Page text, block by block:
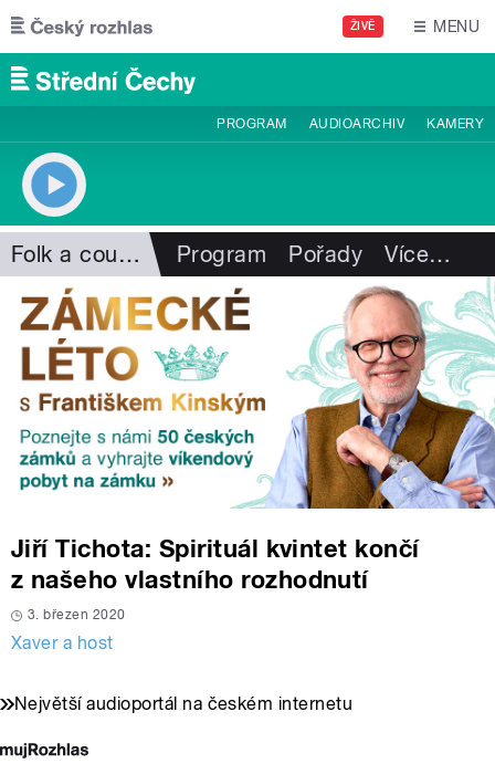
Přejít k hlavnímu obsahu
ŽIVĚ MENU
PROGRAM AUDIOARCHIV KAMERY
Folk a country Program Pořady Více…
Jiří Tichota: Spirituál kvintet končí
z našeho vlastního rozhodnutí
3. březen 2020
Xaver a host
Největší audioportál na českém internetu